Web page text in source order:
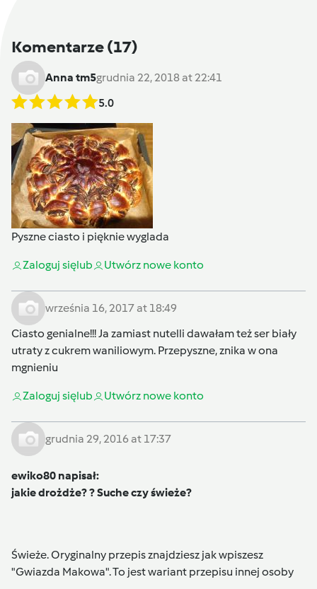
Komentarze(17)
Anna tm5grudnia 22, 2018 at 22:41
5.0
Pyszne ciasto i pięknie wyglada
Zaloguj sięlub Utwórz nowe konto
września 16, 2017 at 18:49
Ciasto genialne!!! Ja zamiast nutelli dawałam też ser biały
utraty z cukrem waniliowym. Przepyszne, znika w ona
mgnieniu
Zaloguj sięlub Utwórz nowe konto
grudnia 29, 2016 at 17:37
ewiko80 napisał:
jakie drożdże? ? Suche czy świeże?
Świeże. Oryginalny przepis znajdziesz jak wpiszesz
"Gwiazda Makowa". To jest wariant przepisu innej osoby